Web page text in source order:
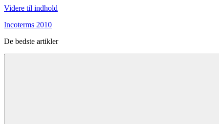
Videre til indhold
Incoterms 2010
De bedste artikler